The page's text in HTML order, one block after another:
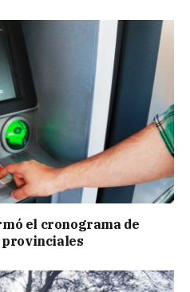
el cronograma de
provinciales